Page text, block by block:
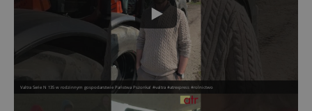
Valtra Serie N 135 w rodzinnym gospodarstwie Państwa Pszonka! #valtra #atrexpress #rolnictwo